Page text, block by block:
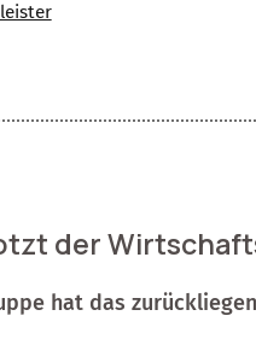
der
hat das